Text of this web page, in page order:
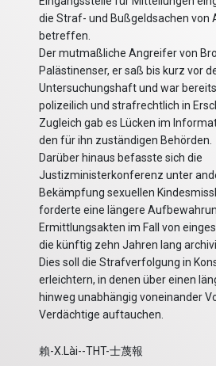
die Straf- und Bußgeldsachen von
betreffen.
Der mutmaßliche Angreifer von
Palästinenser, er saß bis kurz vor
Untersuchungshaft und war
polizeilich und strafrechtlich in
Zugleich gab es Lücken im
den für ihn zuständigen Behörden.
Darüber hinaus befasste sich die
Justizministerkonferenz unter
Bekämpfung sexuellen
forderte eine längere
Ermittlungsakten im Fall von
die künftig zehn Jahren lang
Dies soll die Strafverfolgung in
erleichtern, in denen über einen
hinweg unabhängig voneinander
Verdächtige auftauchen.
賴-X.Lài--THT-士蔑報